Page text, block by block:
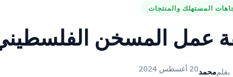
المستهلك والمنتجات
عمل المسخن
بقلممحمد20 أغسطس 2024